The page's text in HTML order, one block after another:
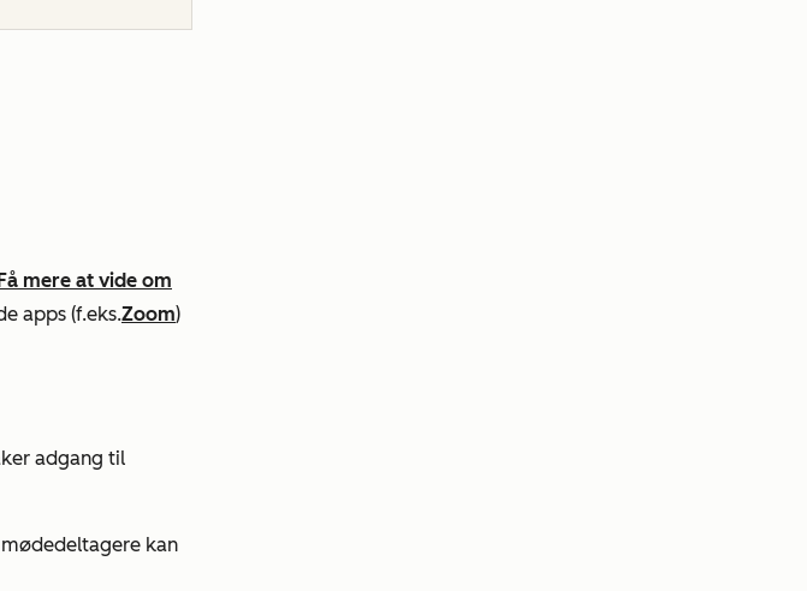
mere at vide om
apps (f.eks.Zoom)
adgang til
mødedeltagere kan